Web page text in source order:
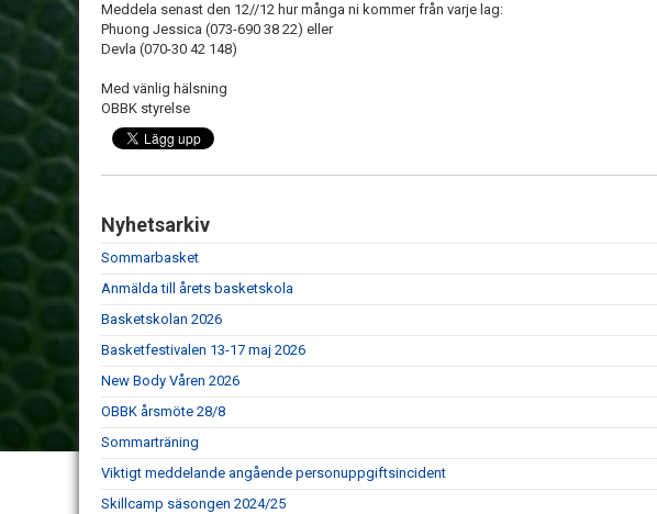
Meddela senast den 12//12 hur många ni kommer från varje lag:
Phuong Jessica (073-690 38 22) eller
Devla (070-30 42 148)
Med vänlig hälsning
OBBK styrelse
Nyhetsarkiv
Sommarbasket
Anmälda till årets basketskola
Basketskolan 2026
Basketfestivalen 13-17 maj 2026
New Body Våren 2026
OBBK årsmöte 28/8
Sommarträning
Viktigt meddelande angående personuppgiftsincident
Skillcamp säsongen 2024/25